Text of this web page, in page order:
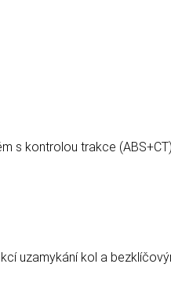
s kontrolou trakce
uzamykání kol a